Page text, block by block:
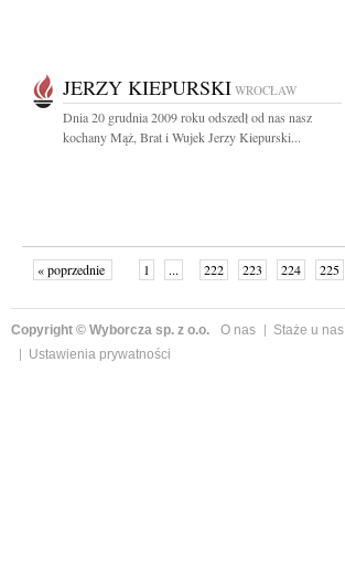
JERZY KIEPURSKI WROCŁAW
Dnia 20 grudnia 2009 roku odszedł od nas nasz
kochany Mąż, Brat i Wujek Jerzy Kiepurski...
« poprzednie 1 ... 222 223 224 225
Copyright © Wyborcza sp. z o.o. O nas Staże u nas
Ustawienia prywatności